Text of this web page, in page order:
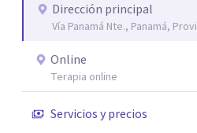
Dirección principal
Vía Panamá Nte., Panamá,
Online
Terapia online
Servicios y precios